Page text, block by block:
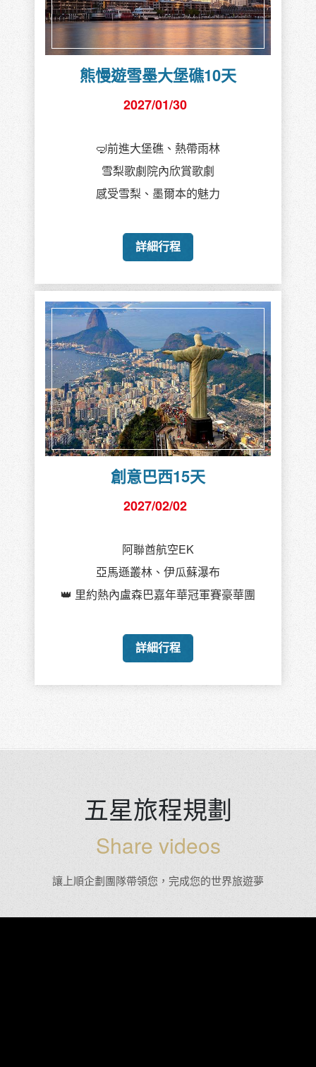
熊慢遊雪墨大堡礁10天
2027/01/30
🤿前進大堡礁、熱帶雨林
雪梨歌劇院內欣賞歌劇
感受雪梨、墨爾本的魅力
詳細行程
創意巴西15天
2027/02/02
阿聯酋航空EK
亞馬遜叢林、伊瓜蘇瀑布
👑 里約熱內盧森巴嘉年華冠軍賽豪華團
詳細行程
五星旅程規劃
Share videos
讓上順企劃團隊帶領您，完成您的世界旅遊夢